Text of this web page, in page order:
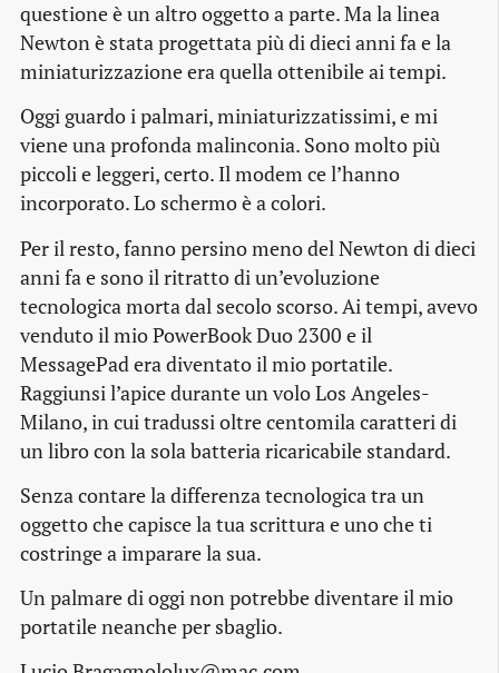
questione è un altro oggetto a parte. Ma la linea
Newton è stata progettata più di dieci anni fa e la
miniaturizzazione era quella ottenibile ai tempi.
Oggi guardo i palmari, miniaturizzatissimi, e mi
viene una profonda malinconia. Sono molto più
piccoli e leggeri, certo. Il modem ce l’hanno
incorporato. Lo schermo è a colori.
Per il resto, fanno persino meno del Newton di dieci
anni fa e sono il ritratto di un’evoluzione
tecnologica morta dal secolo scorso. Ai tempi, avevo
venduto il mio PowerBook Duo 2300 e il
MessagePad era diventato il mio portatile.
Raggiunsi l’apice durante un volo Los Angeles-
Milano, in cui tradussi oltre centomila caratteri di
un libro con la sola batteria ricaricabile standard.
Senza contare la differenza tecnologica tra un
oggetto che capisce la tua scrittura e uno che ti
costringe a imparare la sua.
Un palmare di oggi non potrebbe diventare il mio
portatile neanche per sbaglio.